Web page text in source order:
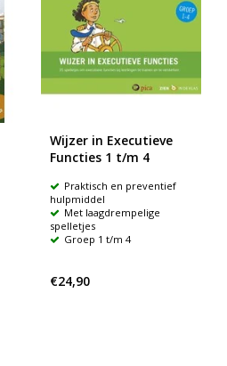
Wijzer in Executieve
Functies 1 t/m 4
Praktisch en preventief
hulpmiddel
Met laagdrempelige
spelletjes
Groep 1 t/m 4
€24,90